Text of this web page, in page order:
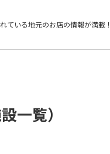
ている地元のお店の情報が満載！
一覧）